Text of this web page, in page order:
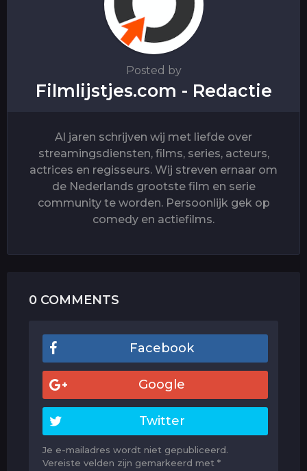
Posted by
Filmlijstjes.com - Redactie
Al jaren schrijven wij met liefde over
streamingsdiensten, films, series, acteurs,
actrices en regisseurs. Wij streven ernaar om
de Nederlands grootste film en serie
community te worden. Persoonlijk gek op
comedy en actiefilms.
0 COMMENTS
Facebook
Google
Twitter
Je e-mailadres wordt niet gepubliceerd.
Vereiste velden zijn gemarkeerd met *